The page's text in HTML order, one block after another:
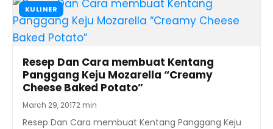
KULINER
Resep Dan Cara membuat Kentang
Panggang Keju Mozarella “Creamy
Cheese Baked Potato”
March 29, 20172 min
Resep Dan Cara membuat Kentang Panggang Keju